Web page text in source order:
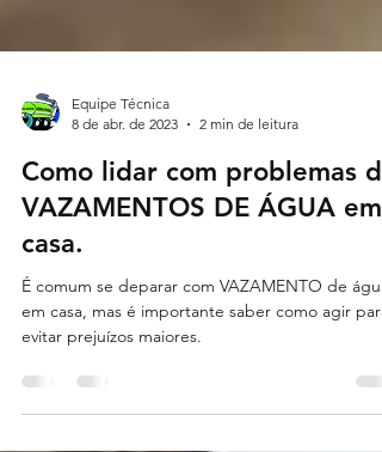
Equipe Técnica
8 de abr. de 2023
2 min de leitura
Como lidar com problemas de
VAZAMENTOS DE ÁGUA em
casa.
É comum se deparar com VAZAMENTO de água
evitar prejuízos maiores.